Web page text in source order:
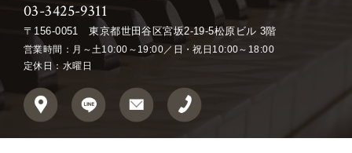
03-3425-9311
〒156-0051東京都世田谷区宮坂2-19-5松原ビル 3階
営業時間：月～土10:00～19:00／日・祝日10:00～18:00
定休日：水曜日